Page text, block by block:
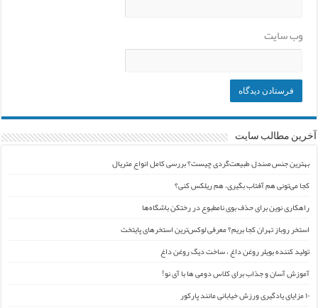
وب‌ سایت
آخرین مطالب سایت
بهترین جنس صندل طبیعت‌گردی چیست؟ بررسی کامل انواع متریال
کجا می‌تونی هم آفتاب بگیری، هم ریلکس کنی؟
راهکاری نوین برای حذف بوی نامطبوع در رختکن باشگاه‌ها
استخر روباز تهران کجا بریم؟ معرفی لوکس‌ترین استخرهای پایتخت
تولید کننده بویلر روغن داغ ، ساخت دیگ روغن داغ
آموزش آسان و جذاب برای کلاس دومی ها با آی نو!
۱۰ مزایای یادگیری ورزش خیابانی مانند پارکور